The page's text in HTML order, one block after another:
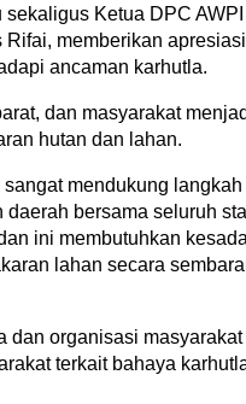
Ketua DPC
memberikan
ancaman karhutla.
dan masyarakat
hutan dan lahan.
mendukung
bersama seluruh
ini membutuhkan
lahan secara
dan organisasi
terkait bahaya